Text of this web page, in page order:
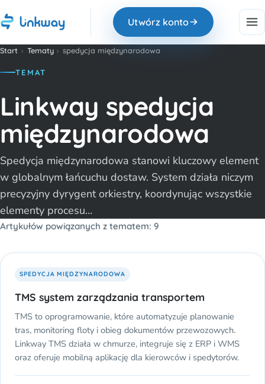
Utwórz konto
Start › Tematy › spedycja międzynarodowa
TEMAT
Linkway spedycja
międzynarodowa
Spedycja międzynarodowa stanowi kluczowy element
w globalnym łańcuchu dostaw. System działa niczym
precyzyjny dyrygent orkiestry, koordynując wszystkie
elementy procesu…
Artykułów powiązanych z tematem: 9
SPEDYCJA MIĘDZYNARODOWA
TMS system zarządzania transportem
TMS to oprogramowanie, które automatyzuje planowanie
tras, monitoring floty i obieg dokumentów przewozowych.
Linkway TMS działa w chmurze, integruje się z ERP i WMS
oraz oferuje mobilną aplikację dla kierowców i spedytorów.